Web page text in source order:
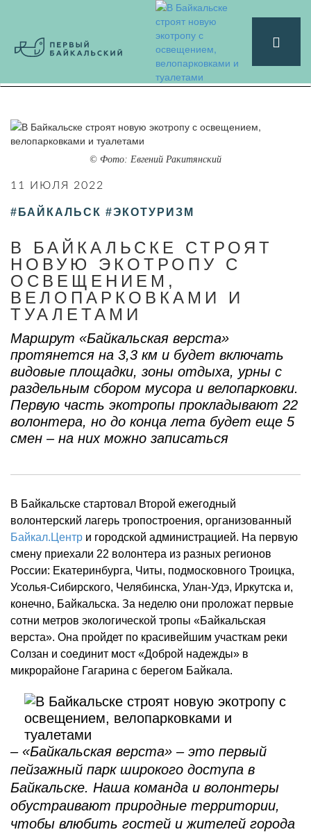
© Фото: Евгений Ракитянский
11 ИЮЛЯ 2022
#БАЙКАЛЬСК #ЭКОТУРИЗМ
В БАЙКАЛЬСКЕ СТРОЯТ
НОВУЮ ЭКОТРОПУ С
ОСВЕЩЕНИЕМ,
ВЕЛОПАРКОВКАМИ И
ТУАЛЕТАМИ
Маршрут «Байкальская верста»
протянется на 3,3 км и будет включать
видовые площадки, зоны отдыха, урны с
раздельным сбором мусора и велопарковки.
Первую часть экотропы прокладывают 22
волонтера, но до конца лета будет еще 5
смен – на них можно записаться
В Байкальске стартовал Второй ежегодный
волонтерский лагерь тропостроения, организованный
Байкал.Центр и городской администрацией. На первую
смену приехали 22 волонтера из разных регионов
России: Екатеринбурга, Читы, подмосковного Троицка,
Усолья-Сибирского, Челябинска, Улан-Удэ, Иркутска и,
конечно, Байкальска. За неделю они проложат первые
сотни метров экологической тропы «Байкальская
верста». Она пройдет по красивейшим участкам реки
Солзан и соединит мост «Доброй надежды» в
микрорайоне Гагарина с берегом Байкала.
– «Байкальская верста» – это первый
пейзажный парк широкого доступа в
Байкальске. Наша команда и волонтеры
обустраивают природные территории,
чтобы влюбить гостей и жителей города